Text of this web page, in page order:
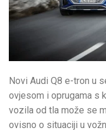
Novi Audi Q8 e-tron u
ovjesom i oprugama s
vozila od tla može se
ovisno o situaciji u